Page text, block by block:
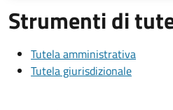
Strumenti di
Tutela amministrativa
Tutela giurisdizionale